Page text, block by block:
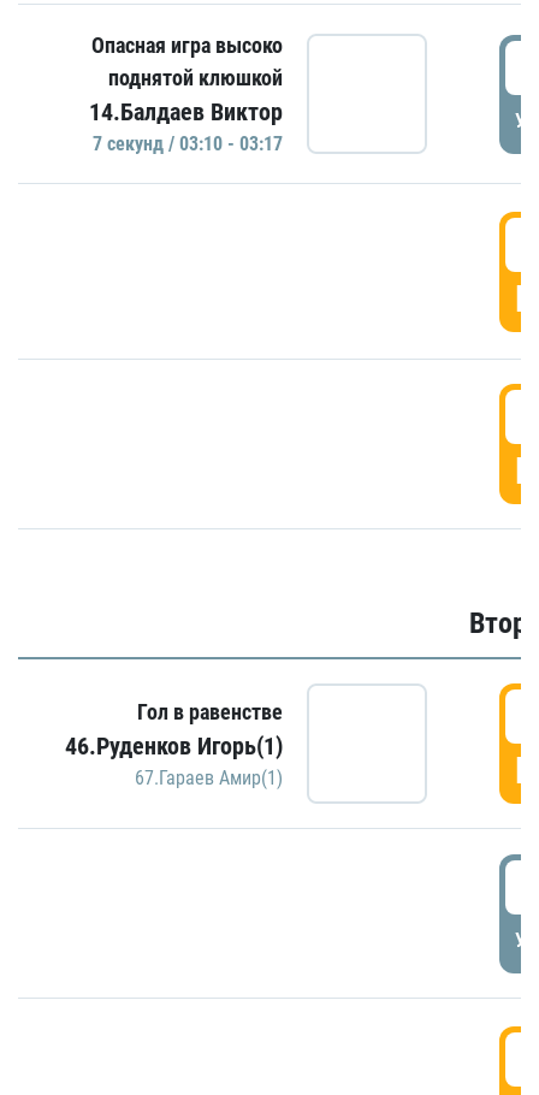
Опасная игра высоко
поднятой клюшкой
14.Балдаев Виктор
7 секунд / 03:10 - 03:17
Гол в равенстве
46.Руденков Игорь(1)
67.Гараев Амир(1)